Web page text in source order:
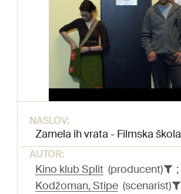
NASLOV:
Zamela ih vrata - Filmska škola
AUTOR:
Kino klub Split (producent)
;
Kodžoman, Stipe (scenarist)